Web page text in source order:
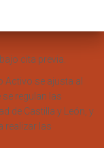
cita previa.
Activo se ajusta al
se regulan las
de Castilla y León, y
realizar las